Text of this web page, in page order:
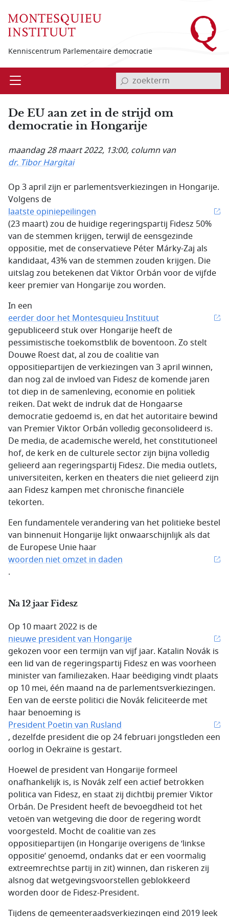
Kenniscentrum Parlementaire democratie
Open invoerveld zoekterm
De EU aan zet in de strijd om
democratie in Hongarije
maandag 28 maart 2022, 13:00, column van
dr. Tibor Hargitai
Op 3 april zijn er parlementsverkiezingen in Hongarije.
Volgens de
laatste opiniepeilingen
(23 maart) zou de huidige regeringspartij Fidesz 50%
van de stemmen krijgen, terwijl de eensgezinde
oppositie, met de conservatieve Péter Márky-Zaj als
kandidaat, 43% van de stemmen zouden krijgen. Die
uitslag zou betekenen dat Viktor Orbán voor de vijfde
keer premier van Hongarije zou worden.
In een
eerder door het Montesquieu Instituut
gepubliceerd stuk over Hongarije heeft de
pessimistische toekomstblik de boventoon. Zo stelt
Douwe Roest dat, al zou de coalitie van
oppositiepartijen de verkiezingen van 3 april winnen,
dan nog zal de invloed van Fidesz de komende jaren
tot diep in de samenleving, economie en politiek
reiken. Dat wekt de indruk dat de Hongaarse
democratie gedoemd is, en dat het autoritaire bewind
van Premier Viktor Orbán volledig geconsolideerd is.
De media, de academische wereld, het constitutioneel
hof, de kerk en de culturele sector zijn bijna volledig
gelieerd aan regeringspartij Fidesz. Die media outlets,
universiteiten, kerken en theaters die niet gelieerd zijn
aan Fidesz kampen met chronische financiële
tekorten.
Een fundamentele verandering van het politieke bestel
van binnenuit Hongarije lijkt onwaarschijnlijk als dat
de Europese Unie haar
woorden niet omzet in daden
.
Na 12 jaar Fidesz
Op 10 maart 2022 is de
nieuwe president van Hongarije
gekozen voor een termijn van vijf jaar. Katalin Novák is
een lid van de regeringspartij Fidesz en was voorheen
minister van familiezaken. Haar beëdiging vindt plaats
op 10 mei, één maand na de parlementsverkiezingen.
Een van de eerste politici die Novák feliciteerde met
haar benoeming is
President Poetin van Rusland
, dezelfde president die op 24 februari jongstleden een
oorlog in Oekraïne is gestart.
Hoewel de president van Hongarije formeel
onafhankelijk is, is Novák zelf een actief betrokken
politica van Fidesz, en staat zij dichtbij premier Viktor
Orbán. De President heeft de bevoegdheid tot het
vetoën van wetgeving die door de regering wordt
voorgesteld. Mocht de coalitie van zes
oppositiepartijen (in Hongarije overigens de ‘linkse
oppositie’ genoemd, ondanks dat er een voormalig
extreemrechtse partij in zit) winnen, dan riskeren zij
alsnog dat wetgevingsvoorstellen geblokkeerd
worden door de Fidesz-President.
Tijdens de gemeenteraadsverkiezingen eind 2019 leek